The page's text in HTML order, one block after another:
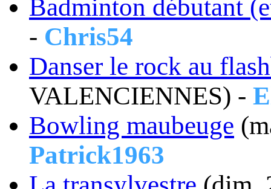
Badminton débutant
- Chris54
Danser le rock au
VALENCIENNES) -
Bowling maubeuge
Patrick1963